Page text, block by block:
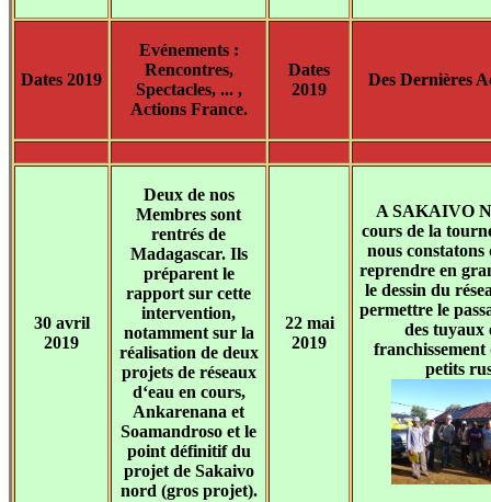
Dates 2019
Evénements :
Rencontres,
Spectacles, ... ,
Actions France.
Dates
2019
Des Dernières
30 avril
2019
Deux de nos
Membres sont
rentrés de
Madagascar. Ils
préparent le
rapport sur cette
intervention,
notamment sur la
réalisation de deux
projets de réseaux
d‘eau en cours,
Ankarenana et
Soamandroso et le
point définitif du
projet de Sakaivo
nord (gros projet).
22 mai
2019
A SAKAIVO
cours de la
nous
reprendre en
le dessin du
permettre le
des tuyaux
franchissement
petits